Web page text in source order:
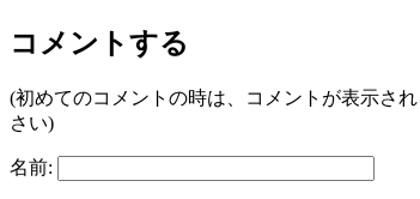
コメントする
(初めてのコメントの時は、コメントが表示さ
さい)
名前: